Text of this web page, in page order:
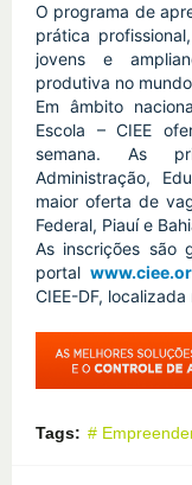
O programa de
prática
jovens e
produtiva no
Em âmbito
Escola – CIEE
semana. As
Administração,
maior oferta de
Federal, Piauí e
As inscrições são
portal
CIEE-DF,
Tags: #